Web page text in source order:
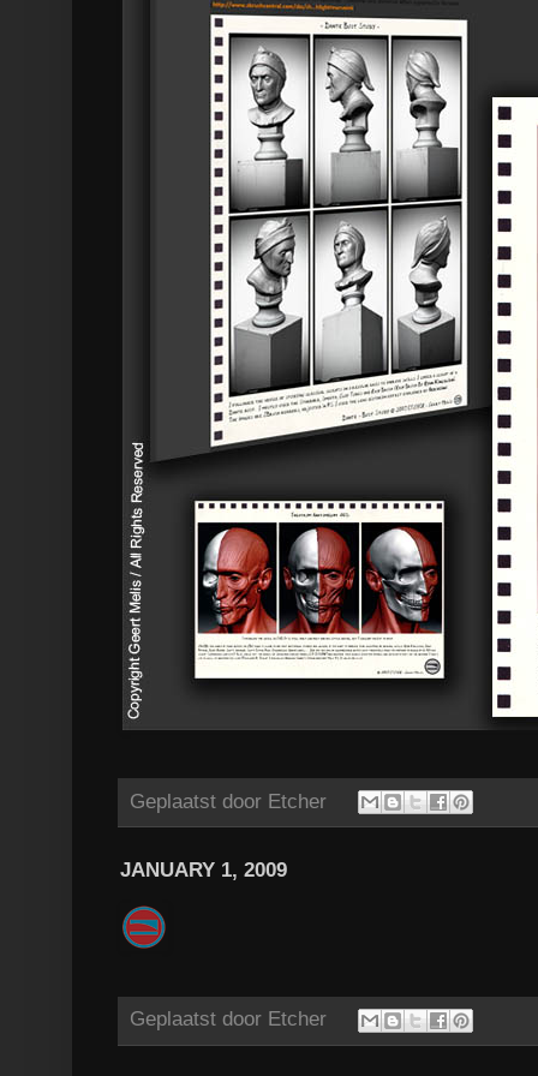
Geplaatst door Etcher
JANUARY 1, 2009
Geplaatst door Etcher